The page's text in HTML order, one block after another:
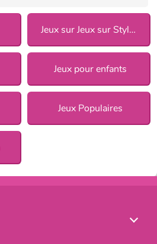
Jeux sur Jeux sur Style de cuisine pour Filles
Jeux pour enfants
Jeux Populaires